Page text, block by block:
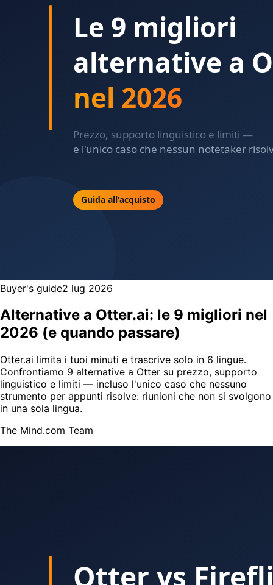
Buyer's guide2 lug 2026
Alternative a Otter.ai: le 9 migliori nel
2026 (e quando passare)
Otter.ai limita i tuoi minuti e trascrive solo in 6 lingue.
Confrontiamo 9 alternative a Otter su prezzo, supporto
linguistico e limiti — incluso l'unico caso che nessuno
strumento per appunti risolve: riunioni che non si svolgono
in una sola lingua.
The Mind.com Team